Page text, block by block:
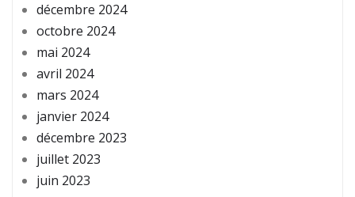
décembre 2024
octobre 2024
mai 2024
avril 2024
mars 2024
janvier 2024
décembre 2023
juillet 2023
juin 2023